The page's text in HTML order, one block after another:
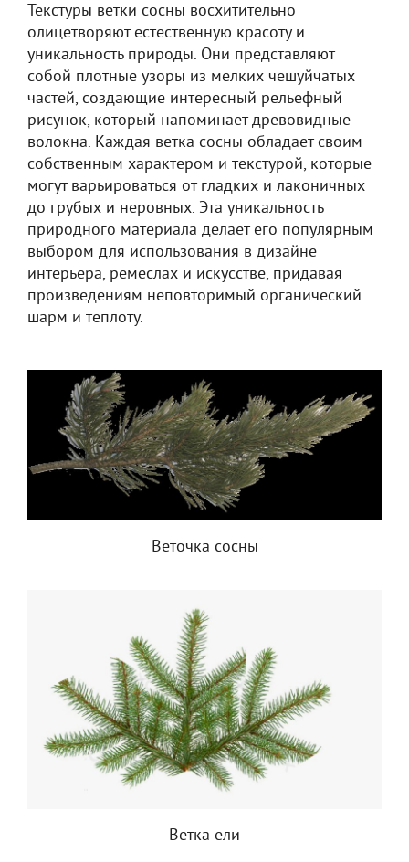
Текстуры ветки сосны восхитительно
олицетворяют естественную красоту и
уникальность природы. Они представляют
собой плотные узоры из мелких чешуйчатых
частей, создающие интересный рельефный
рисунок, который напоминает древовидные
волокна. Каждая ветка сосны обладает своим
собственным характером и текстурой, которые
могут варьироваться от гладких и лаконичных
до грубых и неровных. Эта уникальность
природного материала делает его популярным
выбором для использования в дизайне
интерьера, ремеслах и искусстве, придавая
произведениям неповторимый органический
шарм и теплоту.
Веточка сосны
Ветка ели